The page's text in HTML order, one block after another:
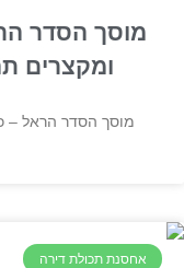
מוסך הסדר
ומקצרים
מוסך הסדר הראל –
אחסנת תכולת דירה